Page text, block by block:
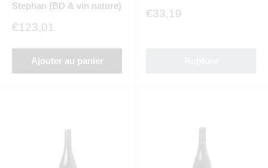
Stephan (BD & vin nature)
Prix
€123,01
Ajouter au panier
Prix
€33,19